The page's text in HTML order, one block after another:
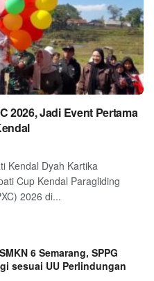
2026, Jadi Event Pertama
Kendal Dyah Kartika
Cup Kendal Paragliding
2026 di...
6 Semarang, SPPG
sesuai UU Perlindungan